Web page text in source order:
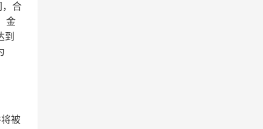
，合
金
到
被